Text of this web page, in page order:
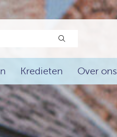
Kredieten Over ons